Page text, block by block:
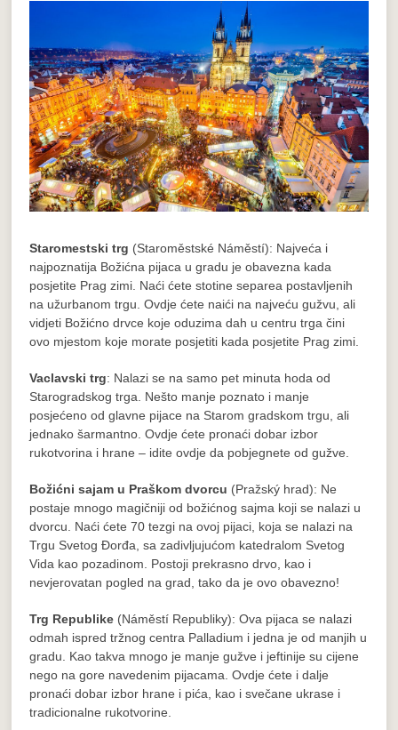
Staromestski trg (Staroměstské Náměstí): Najveća i
najpoznatija Božićna pijaca u gradu je obavezna kada
posjetite Prag zimi. Naći ćete stotine separea postavljenih
na užurbanom trgu. Ovdje ćete naići na najveću gužvu, ali
vidjeti Božićno drvce koje oduzima dah u centru trga čini
ovo mjestom koje morate posjetiti kada posjetite Prag zimi.
Vaclavski trg: Nalazi se na samo pet minuta hoda od
Starogradskog trga. Nešto manje poznato i manje
posjećeno od glavne pijace na Starom gradskom trgu, ali
jednako šarmantno. Ovdje ćete pronaći dobar izbor
rukotvorina i hrane – idite ovdje da pobjegnete od gužve.
Božićni sajam u Praškom dvorcu (Pražský hrad): Ne
postaje mnogo magičniji od božićnog sajma koji se nalazi u
dvorcu. Naći ćete 70 tezgi na ovoj pijaci, koja se nalazi na
Trgu Svetog Đorđa, sa zadivljujućom katedralom Svetog
Vida kao pozadinom. Postoji prekrasno drvo, kao i
nevjerovatan pogled na grad, tako da je ovo obavezno!
Trg Republike (Náměstí Republiky): Ova pijaca se nalazi
odmah ispred tržnog centra Palladium i jedna je od manjih u
gradu. Kao takva mnogo je manje gužve i jeftinije su cijene
nego na gore navedenim pijacama. Ovdje ćete i dalje
pronaći dobar izbor hrane i pića, kao i svečane ukrase i
tradicionalne rukotvorine.